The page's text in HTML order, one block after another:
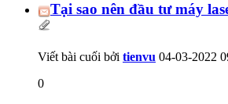
Tại sao nên đầu tư máy
Viết bài cuối bởi tienvu 04-03-2022
0